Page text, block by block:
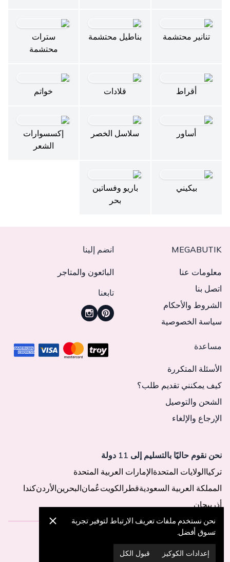
تنانير محتشمة بناطيل محتشمة
سترات
محتشمة
أقراط قلادات خواتم
أساور سلاسل الخصر
إكسسوارات
الشعر
بيكيني
باريو وفساتين
بحر
MEGABUTIK
معلومات عنا
اتصل بنا
الشروط والأحكام
سياسة الخصوصية
انضم إلينا
البائعون والمتاجر
تابعنا
مساعدة
الأسئلة المتكررة
كيف يمكنني تقديم طلب؟
الشحن والتوصيل
الإرجاع والإلغاء
نحن نقوم حاليًا بالتسليم إلى 11 دولة
تركياالولايات المتحدةالإمارات العربية المتحدة
المملكة العربية السعوديةقطر الكويتعُمانالبحرينالأردنكندا
أذربيجان
© 2025 MegaButik -
نحن نستخدم ملفات تعريف الارتباط لتوفير تجربة
تسوق أفضل.
إعدادات الكوكيز قبول الكل